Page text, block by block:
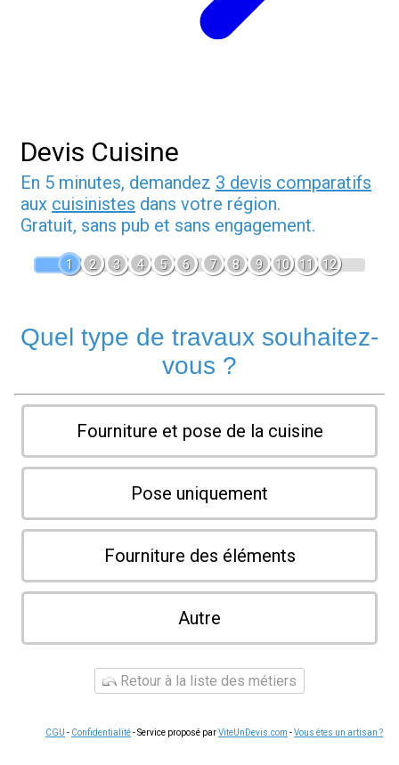
Devis Cuisine
En 5 minutes, demandez 3 devis comparatifs
aux cuisinistes dans votre région.
Gratuit, sans pub et sans engagement.
1 2 3 4 5 6 7 8 9 10 11 12
Quel type de travaux souhaitez-
vous ?
Fourniture et pose de la cuisine
Pose uniquement
Fourniture des éléments
Autre
Retour à la liste des métiers
CGU - Confidentialité- Service proposé parViteUnDevis.com -Vous êtes un artisan ?